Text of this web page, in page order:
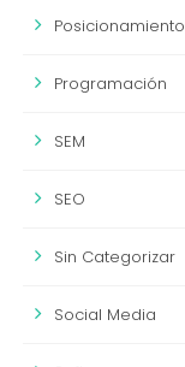
Posicionamiento
Programación
SEM
SEO
Sin Categorizar
Social Media